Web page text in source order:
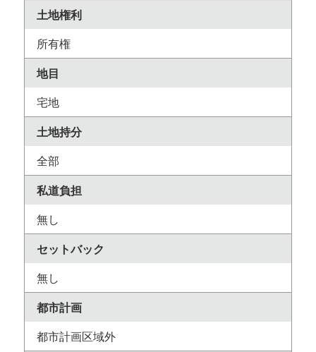
土地権利
所有権
地目
宅地
土地持分
全部
私道負担
無し
セットバック
無し
都市計画
都市計画区域外